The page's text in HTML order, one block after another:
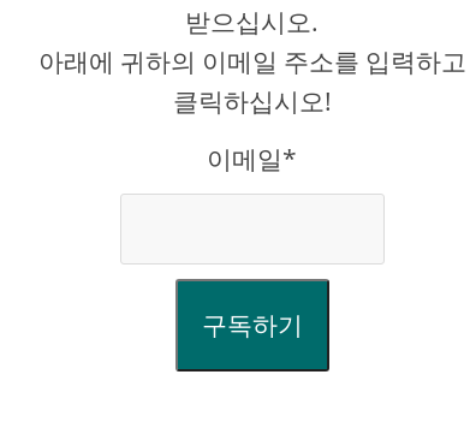
받으십시오.
아래에 귀하의 이메일 주소를 입력하고
클릭하십시오!
이메일*
구독하기